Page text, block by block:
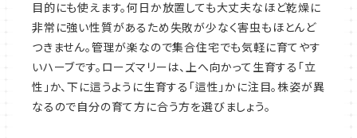
目的にも使えます。何日か放置しても大丈夫なほど乾燥に
非常に強い性質があるため失敗が少なく害虫もほとんど
つきません。管理が楽なので集合住宅でも気軽に育てやす
いハーブです。ローズマリーは、上へ向かって生育する「立
性」か、下に這うように生育する「這性」かに注目。株姿が異
なるので自分の育て方に合う方を選びましょう。